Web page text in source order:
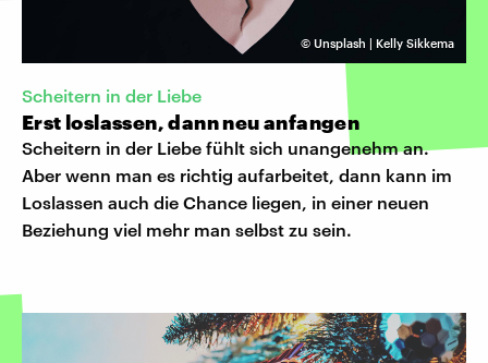
© Unsplash | Kelly Sikkema
Scheitern in der Liebe
Erst loslassen, dann neu anfangen
Scheitern in der Liebe fühlt sich unangenehm an.
Aber wenn man es richtig aufarbeitet, dann kann im
Loslassen auch die Chance liegen, in einer neuen
Beziehung viel mehr man selbst zu sein.